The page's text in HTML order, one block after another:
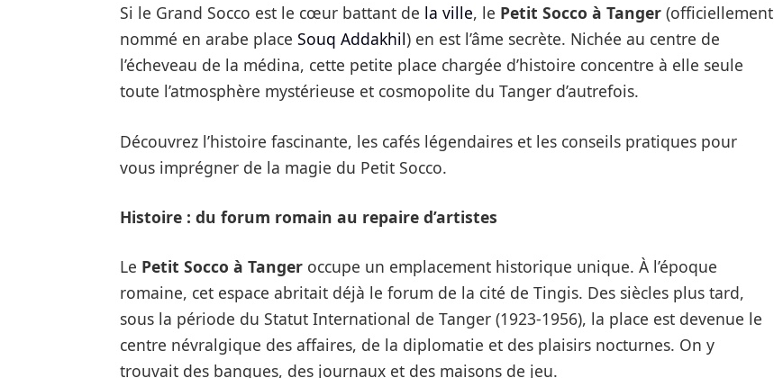
Si le Grand Socco est le cœur battant de la ville, le Petit Socco à Tanger(officiellement
nommé en arabe place Souq Addakhil) en est l’âme secrète. Nichée au centre de
l’écheveau de la médina, cette petite place chargée d’histoire concentre à elle seule
toute l’atmosphère mystérieuse et cosmopolite du Tanger d’autrefois.
Découvrez l’histoire fascinante, les cafés légendaires et les conseils pratiques pour
vous imprégner de la magie du Petit Socco.
Histoire : du forum romain au repaire d’artistes
Le Petit Socco à Tangeroccupe un emplacement historique unique. À l’époque
romaine, cet espace abritait déjà le forum de la cité de Tingis. Des siècles plus tard,
sous la période du Statut International de Tanger (1923-1956), la place est devenue le
centre névralgique des affaires, de la diplomatie et des plaisirs nocturnes. On y
trouvait des banques, des journaux et des maisons de jeu.